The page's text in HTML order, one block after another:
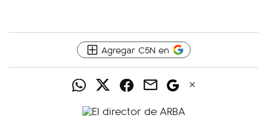
Agregar C5N en